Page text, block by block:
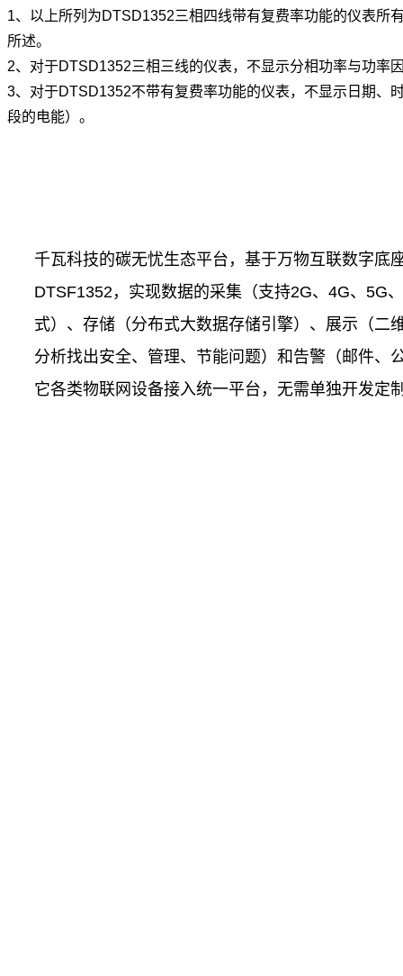
1、以上所列为DTSD1352三相四线带有复费率功能的仪表所
所述。
2、对于DTSD1352三相三线的仪表，不显示分相功率与功率
3、对于DTSD1352不带有复费率功能的仪表，不显示日期、
段的电能）。
千瓦科技的碳无忧生态平台，基于万物互联数字底
DTSF1352，实现数据的采集（支持2G、4G、5G
式）、存储（分布式大数据存储引擎）、展示（二
分析找出安全、管理、节能问题）和告警（邮件、
它各类物联网设备接入统一平台，无需单独开发定